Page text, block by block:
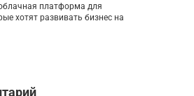
платформа для
хотят развивать бизнес на